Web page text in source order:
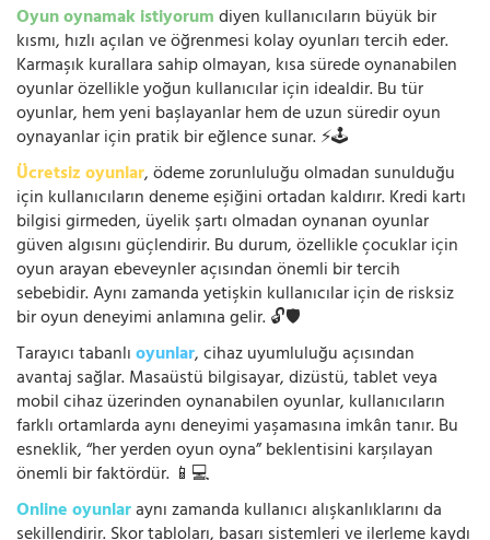
Oyun oynamak istiyorumdiyen kullanıcıların büyük bir
kısmı, hızlı açılan ve öğrenmesi kolay oyunları tercih eder.
Karmaşık kurallara sahip olmayan, kısa sürede oynanabilen
oyunlar özellikle yoğun kullanıcılar için idealdir. Bu tür
oyunlar, hem yeni başlayanlar hem de uzun süredir oyun
oynayanlar için pratik bir eğlence sunar. ⚡🕹️
Ücretsiz oyunlar, ödeme zorunluluğu olmadan sunulduğu
için kullanıcıların deneme eşiğini ortadan kaldırır. Kredi kartı
bilgisi girmeden, üyelik şartı olmadan oynanan oyunlar
güven algısını güçlendirir. Bu durum, özellikle çocuklar için
oyun arayan ebeveynler açısından önemli bir tercih
sebebidir. Aynı zamanda yetişkin kullanıcılar için de risksiz
bir oyun deneyimi anlamına gelir. 🔓🛡️
Tarayıcı tabanlıoyunlar, cihaz uyumluluğu açısından
avantaj sağlar. Masaüstü bilgisayar, dizüstü, tablet veya
mobil cihaz üzerinden oynanabilen oyunlar, kullanıcıların
farklı ortamlarda aynı deneyimi yaşamasına imkân tanır. Bu
esneklik, “her yerden oyun oyna” beklentisini karşılayan
önemli bir faktördür. 📱💻
Online oyunlaraynı zamanda kullanıcı alışkanlıklarını da